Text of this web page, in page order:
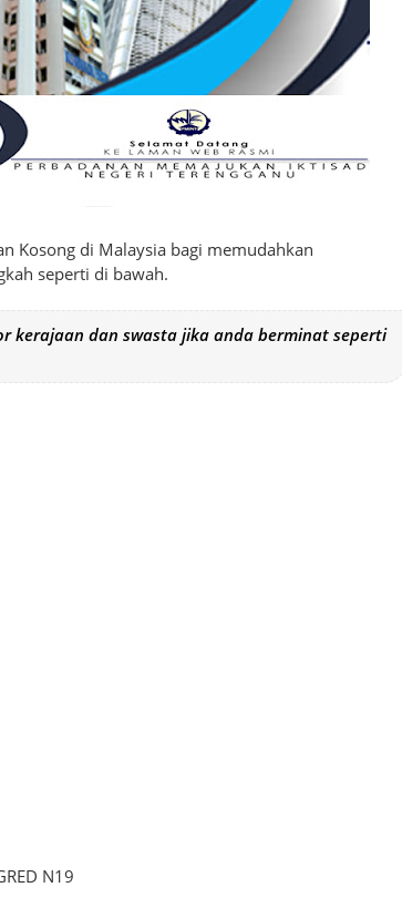
Kosong di Malaysia bagi memudahkan
seperti di bawah.
kerajaan dan swasta jika anda berminat seperti
N19